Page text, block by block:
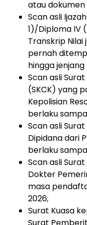
atau
Scanasli Ijazah
1)/Diploma IV
Transkrip Nilai
pernah
hingga
ScanasliSurat
(SKCK) yang
Kepolisian
berlaku
ScanasliSurat
Dipidanadari
berlaku
ScanasliSurat
Dokter
masa
2026;
Surat Kuasa